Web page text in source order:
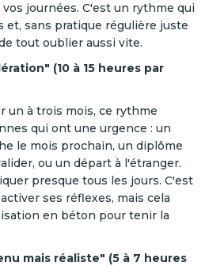
journées. C'est un rythme qui
et, sans pratique régulière juste
tout oublier aussi vite.
(10 à 15 heures par
un à trois mois, ce rythme
qui ont une urgence : un
le mois prochain, un diplôme
ou un départ à l'étranger.
presque tous les jours. C'est
ses réflexes, mais cela
en béton pour tenir la
mais réaliste" (5 à 7 heures